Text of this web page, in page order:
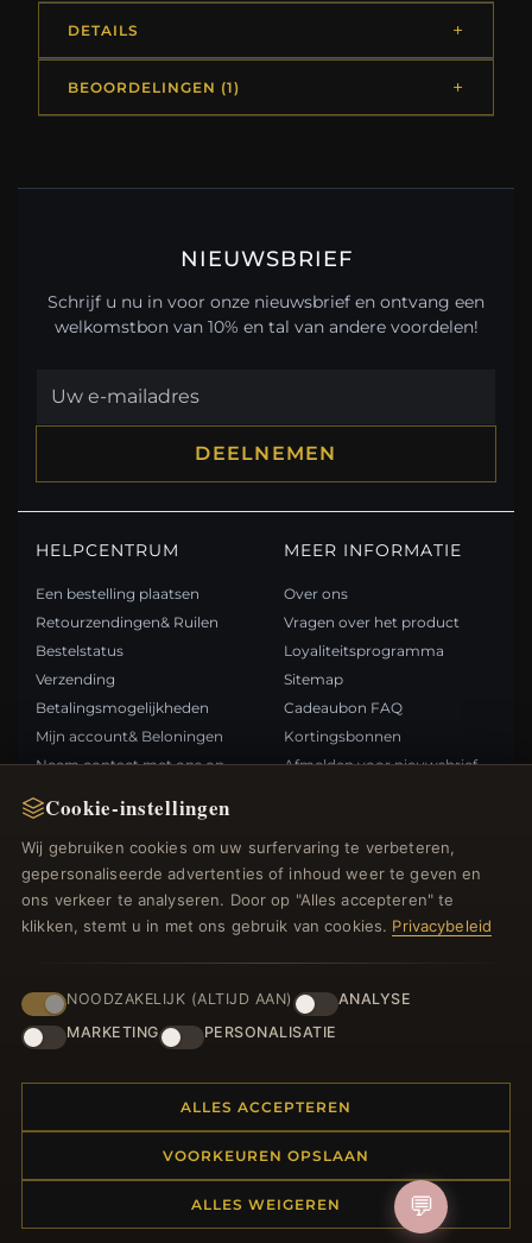
Cookie-instellingen
Wij gebruiken cookies om uw surfervaring te verbeteren,
gepersonaliseerde advertenties of inhoud weer te geven en
ons verkeer te analyseren. Door op "Alles accepteren" te
klikken, stemt u in met ons gebruik van cookies. Privacybeleid
NOODZAKELIJK (ALTIJD AAN)
ANALYSE
MARKETING
PERSONALISATIE
ALLES ACCEPTEREN
VOORKEUREN OPSLAAN
ALLES WEIGEREN
DETAILS
BEOORDELINGEN (1)
NIEUWSBRIEF
Schrijf u nu in voor onze nieuwsbrief en ontvang een
welkomstbon van 10% en tal van andere voordelen!
DEELNEMEN
HELPCENTRUM
Een bestelling plaatsen
Retourzendingen& Ruilen
Bestelstatus
Verzending
Betalingsmogelijkheden
Mijn account& Beloningen
Neem contact met ons op
MEER INFORMATIE
Over ons
Vragen over het product
Loyaliteitsprogramma
Sitemap
Cadeaubon FAQ
Kortingsbonnen
Afmelden voor nieuwsbrief
Nieuwe producten
Specials
Blog
Inloggen
BETAALMETHODEN
© 2012–2026Bedelsoutlet.nl . Alle rechten
voorbehouden.
💬